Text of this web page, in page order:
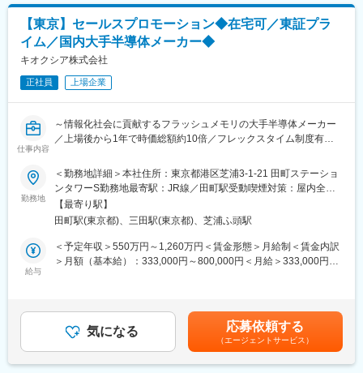
質・環境などの優位性を武器に、事業を通じて社会的価値を創造
します。
変更の範囲：会社の定める業務
・市場：国内外の化学製品工場、等の水処理施設
・製品：積水化学開発のMABR
・強み：世界初・高効率MABRで省エネ(電力量1/3以下)
(MABR: Membrane Aerated Biofilm Reactorの略、膜曝気バイオリ
アクター）
■就業環境：
・在宅勤務：週1回～月数回（メンバーの個人差有）
・フレックスタイム制度有
・勤務地はご希望およびテーマにより、面談にてご相談させてい
■本ポジションの魅力：
我々が推進している新規事業は、積水化学グループが社会に提供
している価値’社会課題解決’そのものを実現化し、ダイレクトに貢
献実感を得ることのできる活動であり、また、国内にとどまら
◆当社の魅力・特徴：
り、幅広い領域において価値発揮し、このコロナ禍においても増
益を達成しています。「100年経っても存在感のある企業グルー
プであり続ける」ことを目標に、さまざまな分野で、技術・品
質・環境などの優位性を武器に、事業を通じて社会的価値を創造
【東京】セールスプロモーション◆在宅可／東証プラ
イム／国内大手半導体メーカー◆
キオクシア株式会社
正社員 上場企業
仕事内容
～情報化社会に貢献するフラッシュメモリの大手半導体メーカー
／上場後から1年で時価総額約10倍／フレックスタイム制度有／
【組織のミッション】
キオクシアのフラッシュメモリ製品、SSD製品のグローバルな拡
販推進を担います。
特にスマートフォン・Edge AI向けUFS・eMMC製品の海外顧客へ
の拡販推進と現地サポートが配属先のミッションとなります。
【具体的な仕事内容】
・フラッシュメモリ製品またはSSD製品の販売促進業務
勤務地
＜勤務地詳細＞本社住所：東京都港区芝浦3-1-21 田町ステーショ
ンタワーS勤務地最寄駅：JR線／田町駅受動喫煙対策：屋内全面
禁煙変更の範囲：会社の定める事業所（リモートワーク含む）
【最寄り駅】
田町駅(東京都)、三田駅(東京都)、芝浦ふ頭駅
給与
＜予定年収＞550万円～1,260万円＜賃金形態＞月給制＜賃金内訳
＞月額（基本給）：333,000円～800,000円＜月給＞333,000円～
住宅費補助、家賃補助、（次世代育成手当）、20時間/月相当の時
間外勤務手当含む。賃金はあくまでも目安の金額であり、選考を
通じて上下する可能性があります。月給(月額)は固定手当を含めた
表記です。
気になる 応募依頼する
（エージェントサービス）